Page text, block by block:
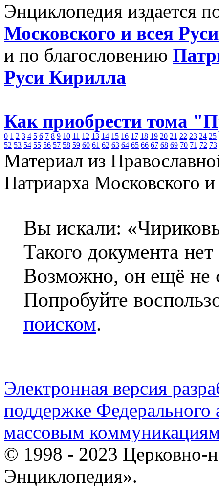
Энциклопедия издается
Московского и всея
и по благословению
Руси Кирилла
Как приобрести тома
0 1 2 3 4 5 6 7 8 9 10 11 12 13 14 15 16 17 18 19 20 21 22 23 24 25
52 53 54 55 56 57 58 59 60 61 62 63 64 65 66 67 68 69 70 71 72 73
Материал из
Патриарха Московского
Вы искали:
Такого документа
Возможно, он ещё не
Попробуйте
поиском.
Электронная версия
поддержке Федерального
массовым
© 1998 - 2023 Церковно-
Энциклопедия».